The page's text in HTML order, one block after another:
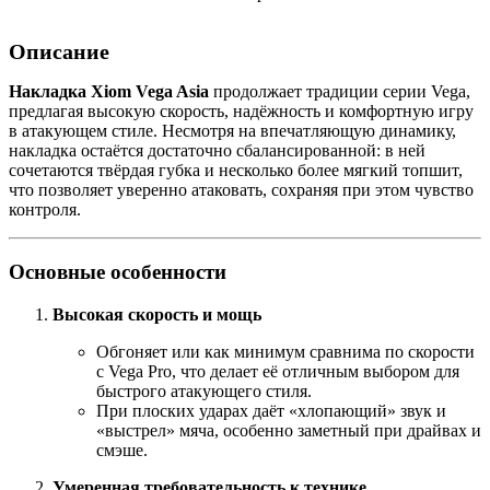
Описание
Накладка Xiom Vega Asia продолжает традиции серии Vega,
предлагая высокую скорость, надёжность и комфортную игру
в атакующем стиле. Несмотря на впечатляющую динамику,
накладка остаётся достаточно сбалансированной: в ней
сочетаются твёрдая губка и несколько более мягкий топшит,
что позволяет уверенно атаковать, сохраняя при этом чувство
контроля.
Основные особенности
Высокая скорость и мощь
Обгоняет или как минимум сравнима по скорости
с Vega Pro, что делает её отличным выбором для
быстрого атакующего стиля.
При плоских ударах даёт «хлопающий» звук и
«выстрел» мяча, особенно заметный при драйвах и
смэше.